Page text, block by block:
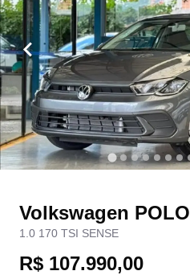
Volkswagen POLO
1.0 170 TSI SENSE
R$ 107.990,00